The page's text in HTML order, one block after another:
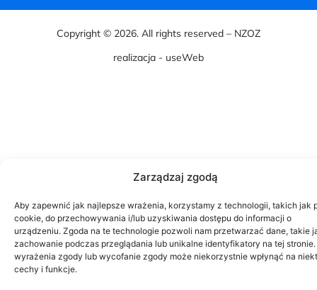
Zarządzaj zgodą
Aby zapewnić jak najlepsze wrażenia, korzystamy z technologii, takich jak
cookie, do przechowywania i/lub uzyskiwania dostępu do informacji o
urządzeniu. Zgoda na te technologie pozwoli nam przetwarzać dane, takie
zachowanie podczas przeglądania lub unikalne identyfikatory na tej stronie.
wyrażenia zgody lub wycofanie zgody może niekorzystnie wpłynąć na
cechy i funkcje.
Copyright © 2026. All rights reserved – NZOZ
realizacja - useWeb